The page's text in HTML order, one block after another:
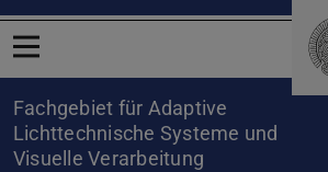
Menü öffnen
Fachgebiet für Adaptive
Lichttechnische Systeme und
Visuelle Verarbeitung